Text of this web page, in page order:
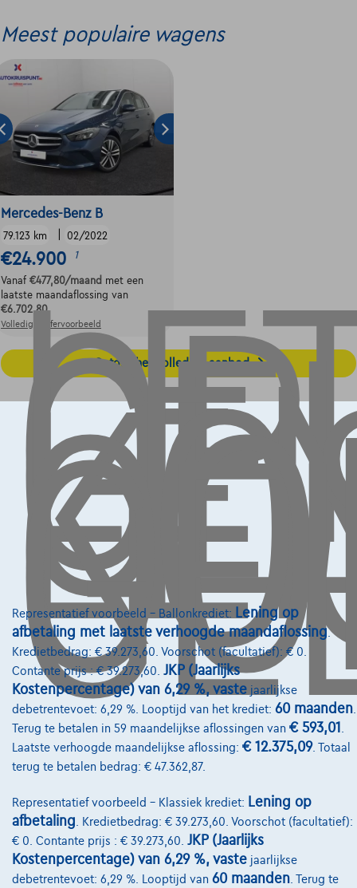
Meest populaire wagens
Mercedes-Benz B
79.123 km 02/2022
€24.900 1
Vanaf €477,80/maand met een
laatste maandaflossing van
€6.702,80
Volledige cijfervoorbeeld
Ontdek het volledige aanbod
OP,
Representatief voorbeeld – Ballonkrediet: Lening op
afbetaling met laatste verhoogde maandaflossing.
Kredietbedrag: € 39.273,60. Voorschot (facultatief): € 0.
Contante prijs : € 39.273,60. JKP (Jaarlijks
Kostenpercentage) van 6,29 %, vaste jaarlijkse
debetrentevoet: 6,29 %. Looptijd van het krediet: 60 maanden.
Terug te betalen in 59 maandelijkse aflossingen van € 593,01 .
Laatste verhoogde maandelijkse aflossing: € 12.375,09. Totaal
terug te betalen bedrag: € 47.362,87.
Representatief voorbeeld – Klassiek krediet: Lening op
afbetaling . Kredietbedrag: € 39.273,60. Voorschot (facultatief):
€ 0. Contante prijs : € 39.273,60. JKP (Jaarlijks
Kostenpercentage) van 6,29 %, vaste jaarlijkse
debetrentevoet: 6,29 %. Looptijd van 60 maanden . Terug te
Contact
info@touringcarselect.be
Koning Albert II-laan 4, B12
1000 Brussel
Diensten & Oplossingen
Pechverhelping verzekering
Financiering
Autoverzekering
Over Ons
Word klant